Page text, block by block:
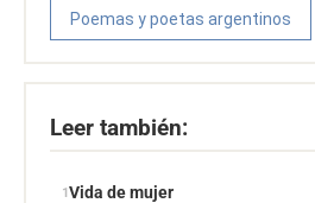
Poemas y poetas argentinos
Leer también:
Vida de mujer